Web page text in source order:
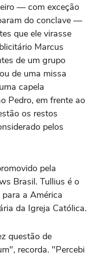
— com exceção
do conclave —
que ele virasse
Marcus
de um grupo
de uma missa
capela
Pedro, em frente ao
os restos
pelos
pela
Brasil. Tullius é o
a América
da Igreja Católica.
questão de
recorda. "Percebi